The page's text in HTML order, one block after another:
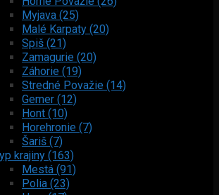
Myjava (25)
Malé Karpaty (20)
Spiš (21)
Zamagurie (20)
Záhorie (19)
Stredné Považie (14)
Gemer (12)
Hont (10)
Horehronie (7)
Šariš (7)
krajiny (163)
Mestá (91)
Polia (23)